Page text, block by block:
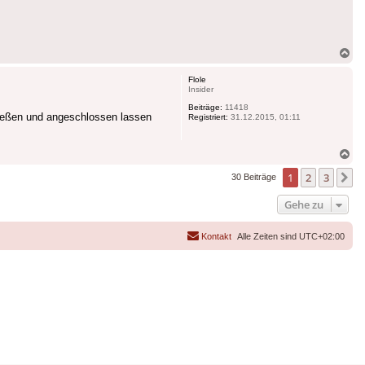
Flole
Insider
Beiträge: 11418
Registriert: 31.12.2015, 01:11
und angeschlossen lassen
30 Beiträge 1 2 3
Gehe zu
Alle Zeiten sind UTC+02:00
Kontakt